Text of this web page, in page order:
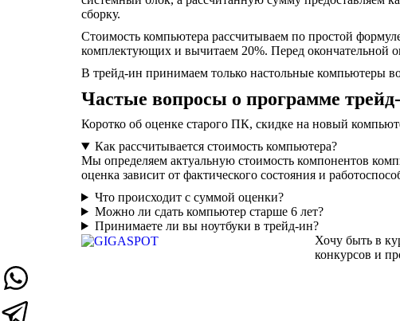
сборку.
Стоимость компьютера рассчитываем по простой
комплектующих и вычитаем 20%. Перед окончательной
В трейд-ин принимаем только настольные компьютеры
Частые вопросы о программе
Коротко об оценке старого ПК, скидке на новый
Как рассчитывается стоимость компьютера?
Мы определяем актуальную стоимость компонентов
оценка зависит от фактического состояния и
Что происходит с суммой оценки?
Можно ли сдать компьютер старше 6 лет?
Принимаете ли вы ноутбуки в трейд-ин?
Хочу быть в
конкурсов и